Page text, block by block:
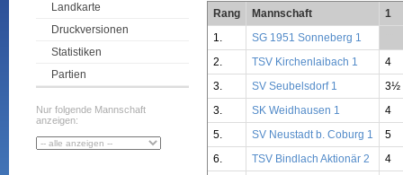
Landkarte
Druckversionen
Statistiken
Partien
Nur folgende Mannschaft
anzeigen:
Rang Mannschaft
1
1.
SG 1951 Sonneberg 1
2.
TSV Kirchenlaibach 1
4
3.
SV Seubelsdorf 1
3½
3.
SK Weidhausen 1
4
5.
SV Neustadt b. Coburg 1
5
6.
TSV Bindlach Aktionär 2
4